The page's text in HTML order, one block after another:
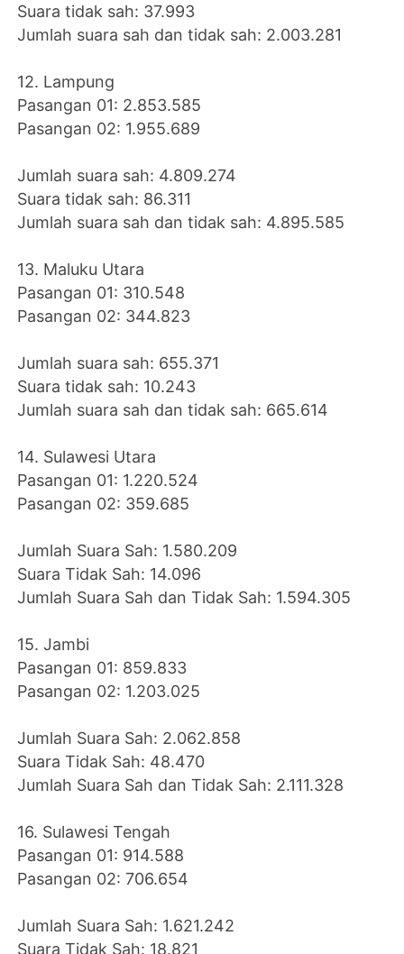
Suara tidak sah: 37.993
Jumlah suara sah dan tidak sah: 2.003.281
12. Lampung
Pasangan 01: 2.853.585
Pasangan 02: 1.955.689
Jumlah suara sah: 4.809.274
Suara tidak sah: 86.311
Jumlah suara sah dan tidak sah: 4.895.585
13. Maluku Utara
Pasangan 01: 310.548
Pasangan 02: 344.823
Jumlah suara sah: 655.371
Suara tidak sah: 10.243
Jumlah suara sah dan tidak sah: 665.614
14. Sulawesi Utara
Pasangan 01: 1.220.524
Pasangan 02: 359.685
Jumlah Suara Sah: 1.580.209
Suara Tidak Sah: 14.096
Jumlah Suara Sah dan Tidak Sah: 1.594.305
15. Jambi
Pasangan 01: 859.833
Pasangan 02: 1.203.025
Jumlah Suara Sah: 2.062.858
Suara Tidak Sah: 48.470
Jumlah Suara Sah dan Tidak Sah: 2.111.328
16. Sulawesi Tengah
Pasangan 01: 914.588
Pasangan 02: 706.654
Jumlah Suara Sah: 1.621.242
Suara Tidak Sah: 18.821